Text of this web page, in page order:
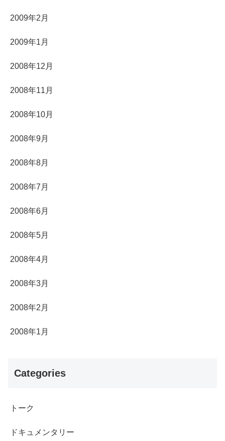
2009年2月
2009年1月
2008年12月
2008年11月
2008年10月
2008年9月
2008年8月
2008年7月
2008年6月
2008年5月
2008年4月
2008年3月
2008年2月
2008年1月
Categories
トーク
ドキュメンタリー